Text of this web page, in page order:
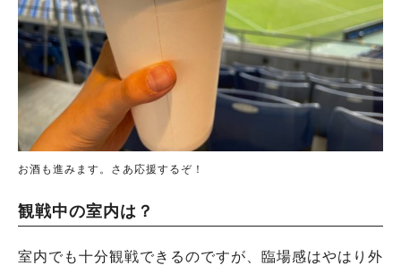
お酒も進みます。さあ応援するぞ！
観戦中の室内は？
室内でも十分観戦できるのですが、臨場感はやはり外